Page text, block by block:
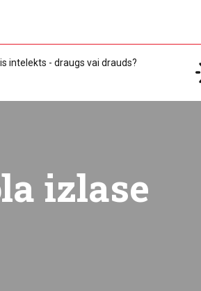
intelekts - draugs vai drauds?
izlase